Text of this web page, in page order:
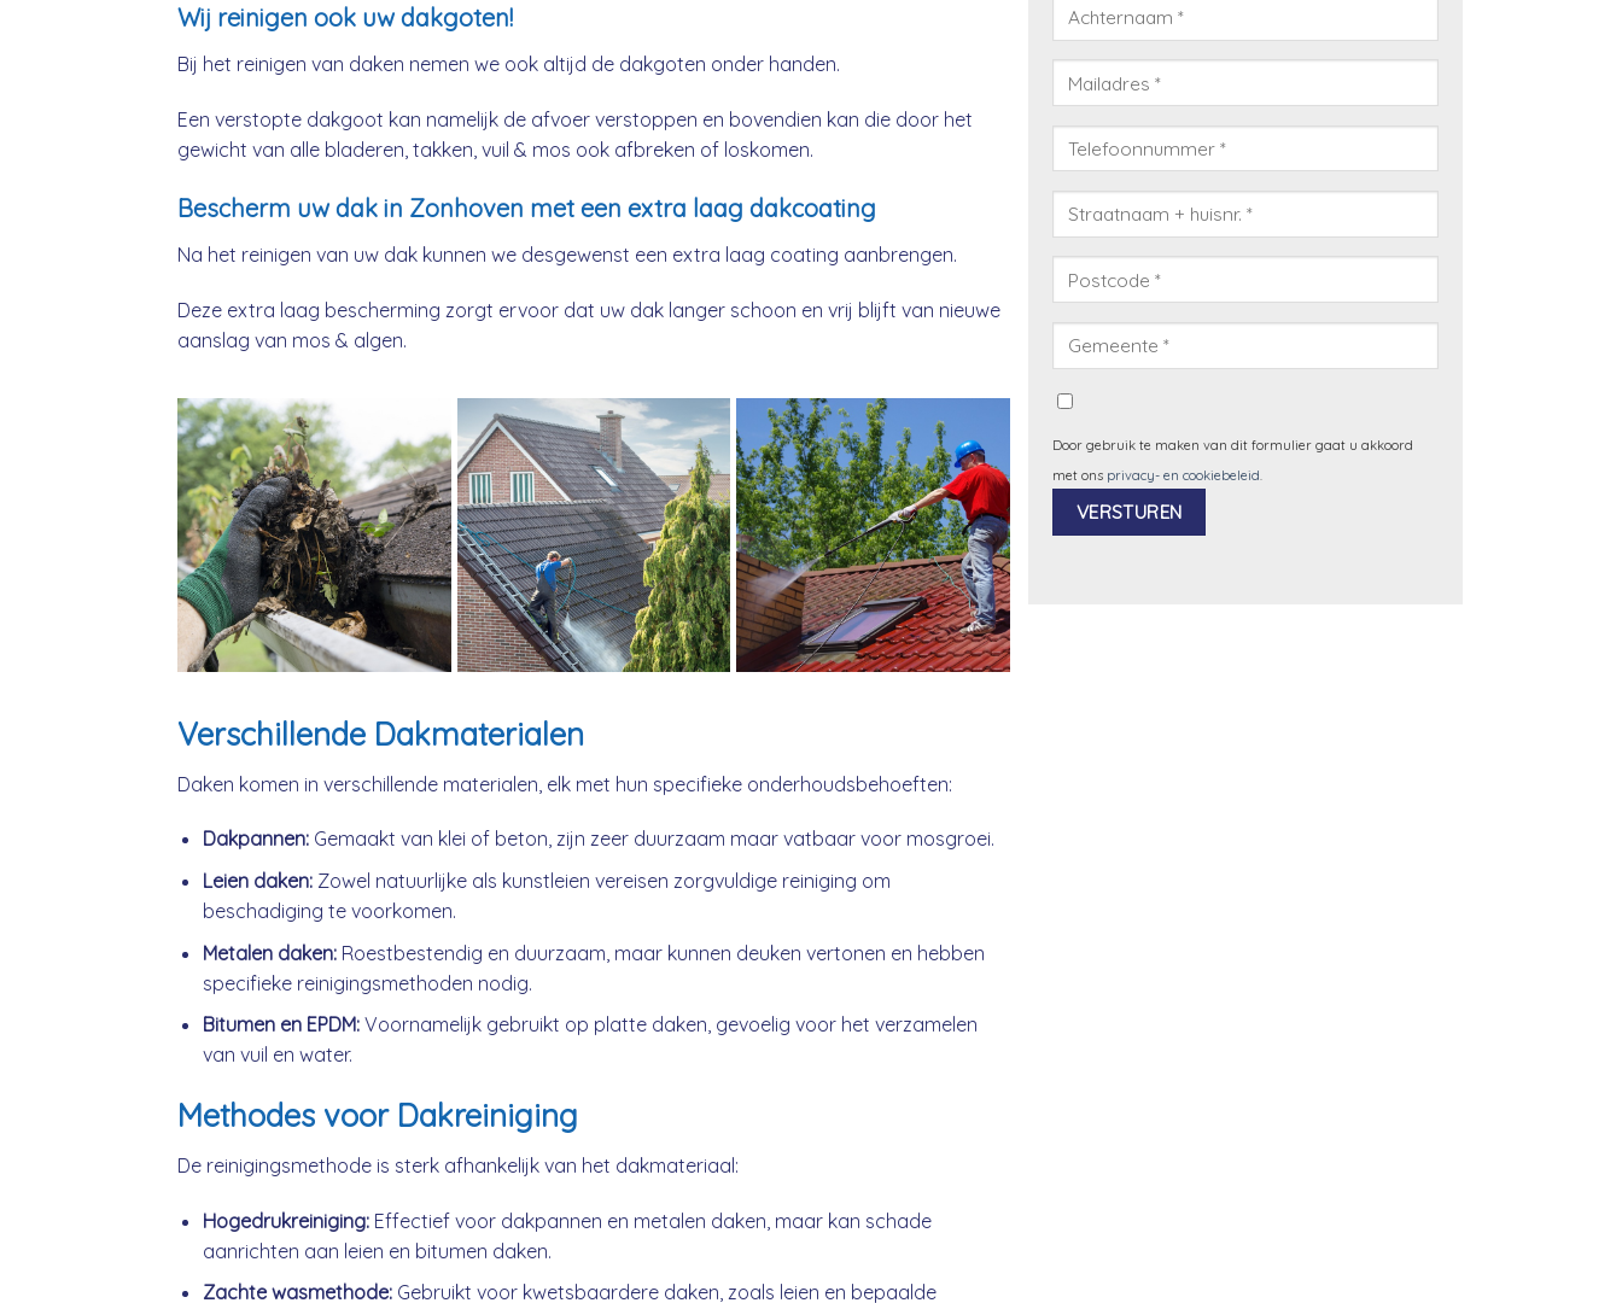
Wij reinigen ook uw dakgoten!
Bij het reinigen van daken nemen we ook altijd de dakgoten onder handen.
Een verstopte dakgoot kan namelijk de afvoer verstoppen en bovendien kan die door het
gewicht van alle bladeren, takken, vuil & mos ook afbreken of loskomen.
Bescherm uw dak in Zonhoven met een extra laag dakcoating
Na het reinigen van uw dak kunnen we desgewenst een extra laag coating aanbrengen.
Deze extra laag bescherming zorgt ervoor dat uw dak langer schoon en vrij blijft van nieuwe
aanslag van mos & algen.
Verschillende Dakmaterialen
Daken komen in verschillende materialen, elk met hun specifieke onderhoudsbehoeften:
Dakpannen:Gemaakt van klei of beton, zijn zeer duurzaam maar vatbaar voor mosgroei.
Leien daken:Zowel natuurlijke als kunstleien vereisen zorgvuldige reiniging om
beschadiging te voorkomen.
Metalen daken:Roestbestendig en duurzaam, maar kunnen deuken vertonen en hebben
specifieke reinigingsmethoden nodig.
Bitumen en EPDM:Voornamelijk gebruikt op platte daken, gevoelig voor het verzamelen
van vuil en water.
Methodes voor Dakreiniging
De reinigingsmethode is sterk afhankelijk van het dakmateriaal:
Hogedrukreiniging:Effectief voor dakpannen en metalen daken, maar kan schade
aanrichten aan leien en bitumen daken.
Zachte wasmethode:Gebruikt voor kwetsbaardere daken, zoals leien en bepaalde
Door gebruik te maken van dit formulier gaat u akkoord
met ons privacy- en cookiebeleid.